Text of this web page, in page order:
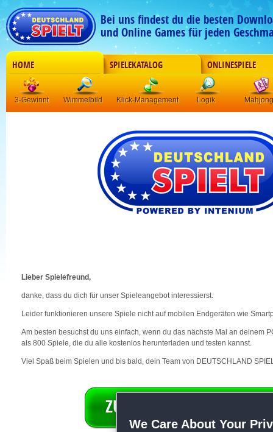
Bei uns findest du die besten
und Online Games für jeden
HOME SPIELEKATALOG ONLINESPIELE
3-Gewinnt Wimmelbild Klick-Management Logik Mahjong
Lieber Spielefreund,
danke, dass du dich für unser Spieleangebot interessierst.
Leider funktionieren unsere Spiele nicht auf mobilen Endgeräten wie
Am besten besuchst du uns einfach, wenn du das nächste Mal an deinem
als 800 Spiele, die du alle kostenlos herunterladen und testen kannst.
Viel Spaß beim Spielen und bis bald, dein Team von DEUTSCHLAND
We Care About Your